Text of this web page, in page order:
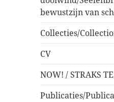
bewustzijn van
Collecties/
CV
NOW! / STRAKS
Publicaties/